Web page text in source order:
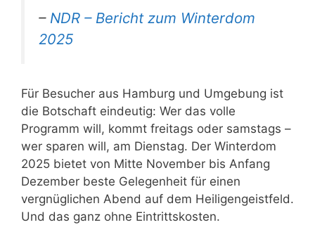
– NDR – Bericht zum Winterdom
2025
Für Besucher aus Hamburg und Umgebung ist
die Botschaft eindeutig: Wer das volle
Programm will, kommt freitags oder samstags –
wer sparen will, am Dienstag. Der Winterdom
2025 bietet von Mitte November bis Anfang
Dezember beste Gelegenheit für einen
vergnüglichen Abend auf dem Heiligengeistfeld.
Und das ganz ohne Eintrittskosten.